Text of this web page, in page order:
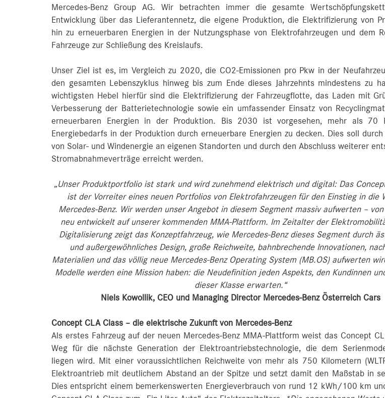
Mercedes-Benz Group AG. Wir betrachten immer die gesamte
Entwicklung über das Lieferantennetz, die eigene Produktion, die Elektrifizierung von
hin zu erneuerbaren Energien in der Nutzungsphase von Elektrofahrzeugen und dem
Fahrzeuge zur Schließung des Kreislaufs.
Unser Ziel ist es, im Vergleich zu 2020, die CO2-Emissionen pro Pkw in der
den gesamten Lebenszyklus hinweg bis zum Ende dieses Jahrzehnts mindestens zu
wichtigsten Hebel hierfür sind die Elektrifizierung der Fahrzeugflotte, das Laden mit
Verbesserung der Batterietechnologie sowie ein umfassender Einsatz von
erneuerbaren Energien in der Produktion. Bis 2030 ist vorgesehen, mehr als 70
Energiebedarfs in der Produktion durch erneuerbare Energien zu decken. Dies soll durch
von Solar- und Windenergie an eigenen Standorten und durch den Abschluss weiterer
Stromabnahmeverträge erreicht werden.
„Unser Produktportfolio ist stark und wird zunehmend elektrisch und digital: Das
ist der Vorreiter eines neuen Portfolios von Elektrofahrzeugen für den Einstieg in die
Mercedes‑Benz. Wir werden unser Angebot in diesem Segment massiv aufwerten –
neu entwickelt auf unserer kommenden MMA‑Plattform. Im Zeitalter der
Digitalisierung zeigt das Konzeptfahrzeug, wie Mercedes‑Benz dieses Segment durch
und außergewöhnliches Design, große Reichweite, bahnbrechende Innovationen,
Materialien und das völlig neue Mercedes‑Benz Operating System (MB.OS) aufwerten
Modelle werden eine Mission haben: die Neudefinition jeden Aspekts, den Kundinnen
dieser Klasse erwarten.“
Niels Kowollik, CEO und Managing Director Mercedes-Benz Österreich Cars
Concept CLA Class – die elektrische Zukunft von Mercedes-Benz
Als erstes Fahrzeug auf der neuen Mercedes-Benz MMA-Plattform weist das Concept
Weg für die nächste Generation der Elektroantriebstechnologie, die dem
liegen wird. Mit einer voraussichtlichen Reichweite von mehr als 750 Kilometern
Elektroantrieb mit deutlichem Abstand an der Spitze und setzt damit den Maßstab in
Dies entspricht einem bemerkenswerten Energieverbrauch von rund 12 kWh/100 km